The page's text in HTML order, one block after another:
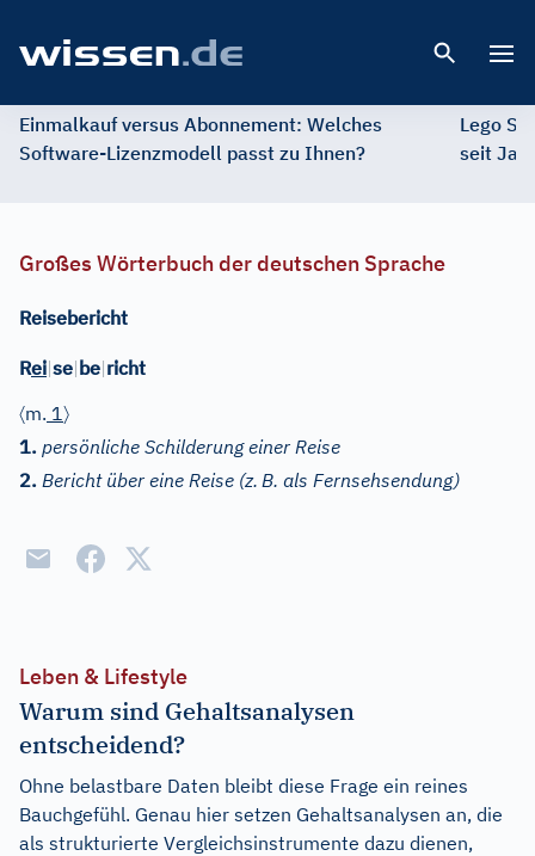
Einmalkauf versus Abonnement: Welches
Software-Lizenzmodell passt zu Ihnen?
Lego
seit
Großes Wörterbuch der deutschen Sprache
Reisebericht
Rei|se|be|richt
〈m. 1〉
1. persönliche Schilderung einer Reise
2. Bericht über eine Reise (z. B. als Fernsehsendung)
Leben & Lifestyle
Warum sind Gehaltsanalysen
entscheidend?
Ohne belastbare Daten bleibt diese Frage ein reines
Bauchgefühl. Genau hier setzen Gehaltsanalysen an, die
als strukturierte Vergleichsinstrumente dazu dienen,